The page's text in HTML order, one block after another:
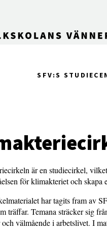
SFV:S
är en studiecirkel,
för klimakteriet och skapa
har tagits fram av
träffar. Temana sträcker sig
välmående i arbetslivet. I